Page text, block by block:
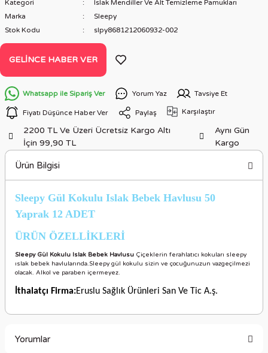
Kategori
Islak Mendiller Ve Alt Temizleme Pamukları
Marka
Sleepy
Stok Kodu
slpy8681212060932-002
GELINCE HABER VER
Whatsapp ile Sipariş Ver Yorum Yaz Tavsiye Et
Fiyatı Düşünce Haber Ver Paylaş Karşılaştır
2200 TL Ve Üzeri Ücretsiz Kargo Altı
İçin 99,90 TL
Aynı Gün
Kargo
Ürün Bilgisi
Sleepy Gül Kokulu Islak Bebek Havlusu 50
Yaprak 12 ADET
ÜRÜN ÖZELLİKLERİ
Sleepy Gül Kokulu Islak Bebek Havlusu Çiçeklerin ferahlatıcı kokuları sleepy
ıslak bebek havlularında.Sleepy gül kokulu sizin ve çocuğunuzun vazgeçilmezi
olacak. Alkol ve paraben içermeyez.
İthalatçı Firma:Eruslu Sağlık Ürünleri San Ve Tic A.ş.
Yorumlar